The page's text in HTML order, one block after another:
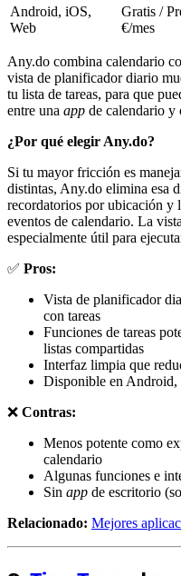
Android, iOS,
Web
Gratis /
€/mes
Any.do combina calendario
vista de planificador diario
tu lista de tareas, para que
entre una app de calendario y
¿Por qué elegir Any.do?
Si tu mayor fricción es
distintas, Any.do elimina esa
recordatorios por ubicación y
eventos de calendario. La
especialmente útil para
✅ Pros:
Vista de planificador
con tareas
Funciones de tareas
listas compartidas
Interfaz limpia que
Disponible en
❌ Contras:
Menos potente como
calendario
Algunas funciones e
Sin app de escritorio
Relacionado: Mejores